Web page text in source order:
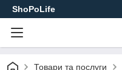
ShoPoLife
Товари та послуги